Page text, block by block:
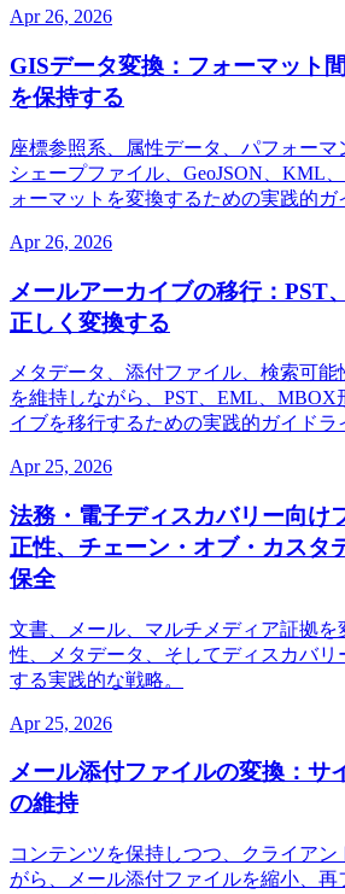
Apr 26, 2026
GISデータ変換：フォーマット
を保持する
座標参照系、属性データ、パフォーマ
シェープファイル、GeoJSON、KML
ォーマットを変換するための実践的ガ
Apr 26, 2026
メールアーカイブの移行：PST
正しく変換する
メタデータ、添付ファイル、検索可
を維持しながら、PST、EML、MBOX
イブを移行するための実践的ガイドラ
Apr 25, 2026
法務・電子ディスカバリー向け
正性、チェーン・オブ・カスタ
保全
文書、メール、マルチメディア証拠を
性、メタデータ、そしてディスカバ
する実践的な戦略。
Apr 25, 2026
メール添付ファイルの変換：サ
の維持
コンテンツを保持しつつ、クライア
がら、メール添付ファイルを縮小、再